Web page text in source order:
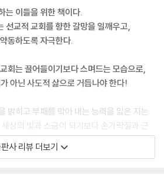
순환 속에서 또다시 기독론으로 돌아간다.
는 것이 매우 중요하다.
바꿀 것인가?」 중에서
오려 하기보다 성육신적이 될 것이다. 자신의
, 교회에 가지 않는 사람들과 직접적으로 접
금처럼 스며드는 것이다. 그것은 침투하는
번째로 선교적 교회는 이원론적이 아니라
이다. 이것은 메시아가 하셨던 것처럼 문화와
리고 세 번째로 선교적 교회는 전통적이고
라 사도적 리더십 형태를 발전시킬 것이다.
는 이들을 위한 책이다.
선교적 교회를 향한 갈망을 일깨우고,
동하도록 자극한다.
회는 끌어들이기보다 스며드는 모습으로,
아닌 사도적 삶으로 거듭나야 한다!
밝히고 부패를 막아 내는 능력을 잃은 지는
상의 빛과 소금이 되기보다 손가락질과 근
렀다. 이는 이른바 ‘전 지구적 현상’이다. 이
속에서 사명을 잃고 표류하는 교회의 대안은
사 리뷰 더보기